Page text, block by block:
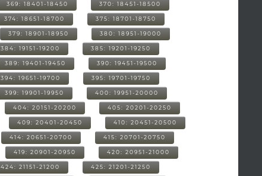
369: 18401-18450 370: 18451-18500
374: 18651-18700 375: 18701-18750
379: 18901-18950 380: 18951-19000
384: 19151-19200 385: 19201-19250
389: 19401-19450 390: 19451-19500
394: 19651-19700 395: 19701-19750
399: 19901-19950 400: 19951-20000
404: 20151-20200 405: 20201-20250
409: 20401-20450 410: 20451-20500
414: 20651-20700 415: 20701-20750
419: 20901-20950 420: 20951-21000
424: 21151-21200 425: 21201-21250